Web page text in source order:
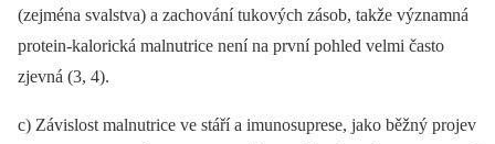
(zejména svalstva) a zachování tukových zásob, takže významná
protein-kalorická malnutrice není na první pohled velmi často
zjevná (3, 4).
c) Závislost malnutrice ve stáří a imunosuprese, jako běžný projev